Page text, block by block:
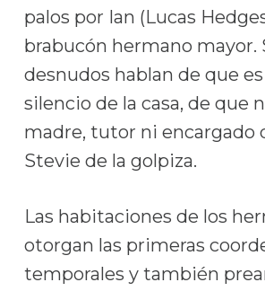
palos por Ian (Lucas
brabucón hermano mayor.
desnudos hablan de que
silencio de la casa, de que
madre, tutor ni encargado
Stevie de la golpiza.
Las habitaciones de los
otorgan las primeras
temporales y también